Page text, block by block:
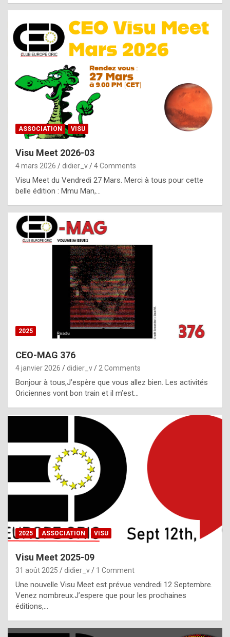
u
i
n
e
R
o
p
l
c
h
i
s
t
o
r
p
e
c
i
l
,
g
h
t
f
ASSOCIATION VISU
Visu Meet 2026-03
4 mars 2026 didier_v 4 Comments
Visu Meet du Vendredi 27 Mars. Merci à tous pour cette
belle édition : Mmu Man,…
2025
CEO-MAG 376
4 janvier 2026 didier_v 2 Comments
Bonjour à tous,J’espère que vous allez bien. Les activités
Oriciennes vont bon train et il m’est…
2025 ASSOCIATION VISU
Visu Meet 2025-09
31 août 2025 didier_v 1 Comment
Une nouvelle Visu Meet est prévue vendredi 12 Septembre.
Venez nombreux.J’espere que pour les prochaines
éditions,…